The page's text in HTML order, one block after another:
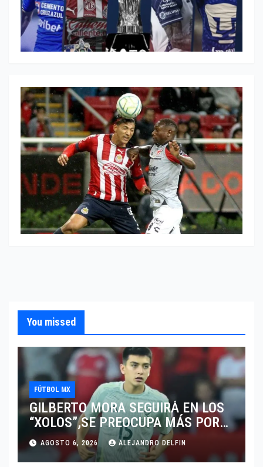
You missed
FÚTBOL MX
GILBERTO MORA SEGUIRÁ EN LOS
“XOLOS”,SE PREOCUPA MÁS POR
JUGAR EN SU EQUIPO.
AGOSTO 6, 2026 ALEJANDRO DELFIN